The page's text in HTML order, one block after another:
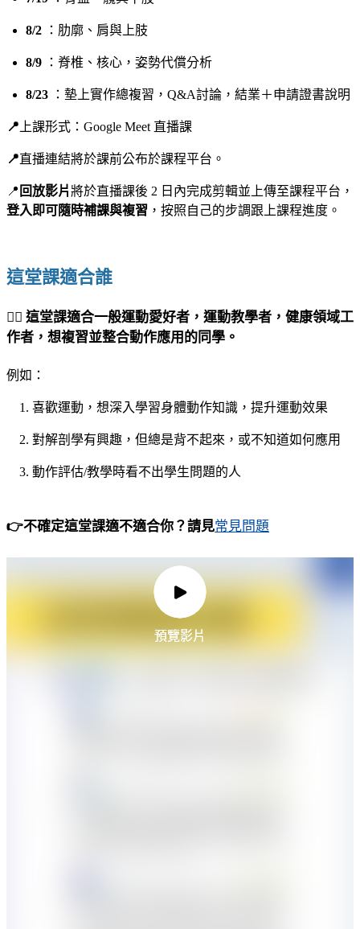
預覽影片
8/2 ：肋廓、肩與上肢
8/9 ：脊椎、核心，姿勢代償分析
8/23 ：墊上實作總複習，Q&A討論，結業＋申請證書說明
📍 上課形式：Google Meet 直播課
📍直播連結將於課前公布於課程平台。
📍 回放影片將於直播課後 2 日內完成剪輯並上傳至課程平台，
登入即可隨時補課與複習 ，按照自己的步調跟上課程進度。
這堂課適合誰
🙋‍♀️ 這堂課適合一般運動愛好者，運動教學者，健康領域工
作者，想複習並整合動作應用的同學。
例如：
喜歡運動，想深入學習身體動作知識，提升運動效果
對解剖學有興趣，但總是背不起來，或不知道如何應用
動作評估/教學時看不出學生問題的人
👉不確定這堂課適不適合你？請見常見問題
預覽影片